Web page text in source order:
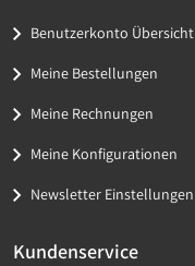
Benutzerkonto Übersicht
Meine Bestellungen
Meine Rechnungen
Meine Konfigurationen
Newsletter Einstellungen
Kundenservice